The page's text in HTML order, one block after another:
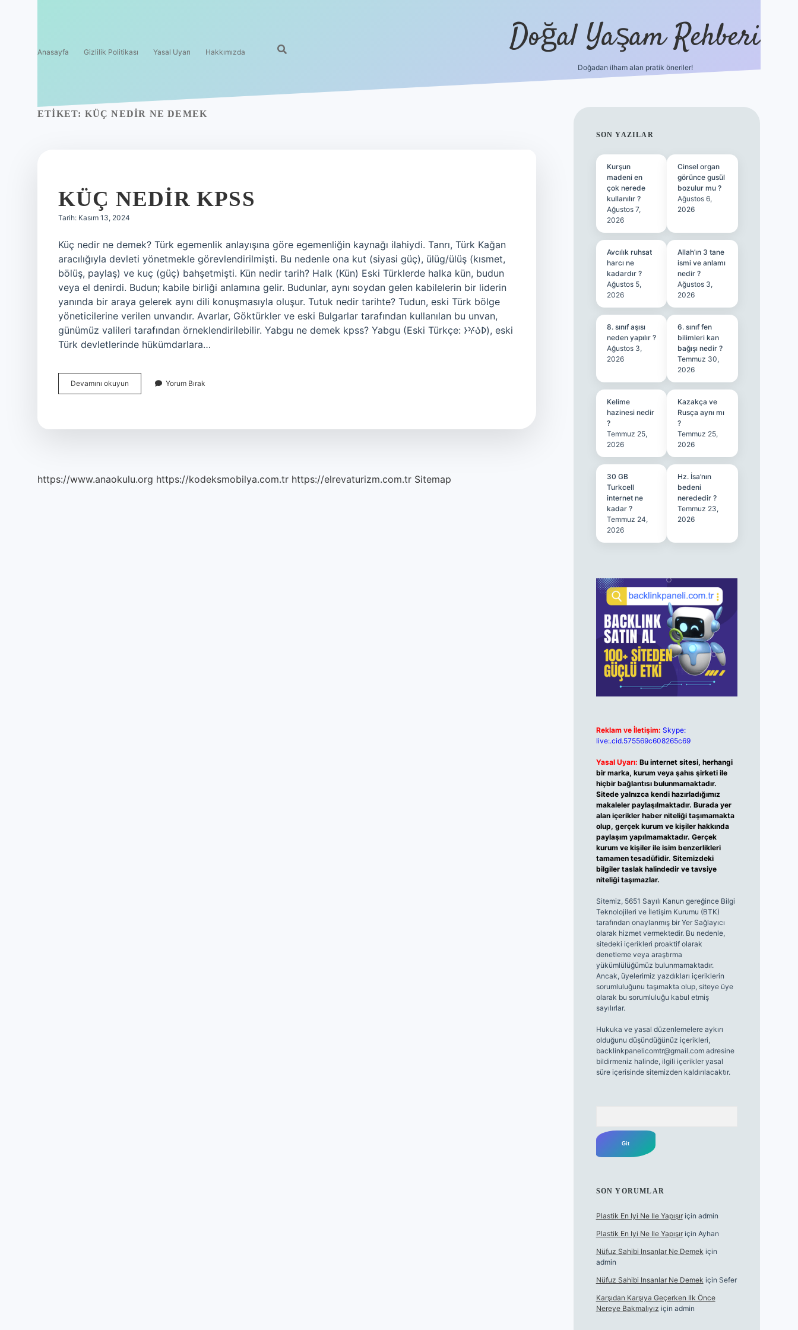
Anasayfa Gizlilik Politikası Yasal Uyarı Hakkımızda Doğal Yaşam Rehberi
Doğadan ilham alan pratik öneriler!
ETIKET: KÜÇ NEDIR NE DEMEK
KÜÇ NEDIR KPSS
Tarih: Kasım 13, 2024
Küç nedir ne demek? Türk egemenlik anlayışına göre egemenliğin kaynağı ilahiydi. Tanrı, Türk Kağan
aracılığıyla devleti yönetmekle görevlendirilmişti. Bu nedenle ona kut (siyasi güç), ülüg/ülüş (kısmet,
bölüş, paylaş) ve kuç (güç) bahşetmişti. Kün nedir tarih? Halk (Kün) Eski Türklerde halka kün, budun
veya el denirdi. Budun; kabile birliği anlamına gelir. Budunlar, aynı soydan gelen kabilelerin bir liderin
yanında bir araya gelerek aynı dili konuşmasıyla oluşur. Tutuk nedir tarihte? Tudun, eski Türk bölge
yöneticilerine verilen unvandır. Avarlar, Göktürkler ve eski Bulgarlar tarafından kullanılan bu unvan,
günümüz valileri tarafından örneklendirilebilir. Yabgu ne demek kpss? Yabgu (Eski Türkçe: 𐰖𐰉𐰍𐰆), eski
Türk devletlerinde hükümdarlara…
Devamını okuyun
Nedir
Yorum Bırak
https://www.anaokulu.org https://kodeksmobilya.com.tr https://elrevaturizm.com.tr Sitemap
SIDEBAR
SON YAZILAR
Kurşun
madeni en
çok nerede
kullanılır ?
Ağustos 7,
2026
Cinsel organ
görünce gusül
bozulur mu ?
Ağustos 6,
2026
Avcılık ruhsat
harcı ne
kadardır ?
Ağustos 5,
2026
Allah’ın 3 tane
ismi ve anlamı
nedir ?
Ağustos 3,
2026
8. sınıf aşısı
neden yapılır ?
Ağustos 3,
2026
6. sınıf fen
bilimleri kan
bağışı nedir ?
Temmuz 30,
2026
Kelime
hazinesi nedir
?
Temmuz 25,
2026
Kazakça ve
Rusça aynı mı
?
Temmuz 25,
2026
30 GB
Turkcell
internet ne
kadar ?
Temmuz 24,
2026
Hz. İsa’nın
bedeni
nerededir ?
Temmuz 23,
2026
Reklam ve İletişim: Skype:
live:.cid.575569c608265c69
Yasal Uyarı: Bu internet sitesi, herhangi
bir marka, kurum veya şahıs şirketi ile
hiçbir bağlantısı bulunmamaktadır.
Sitede yalnızca kendi hazırladığımız
makaleler paylaşılmaktadır. Burada yer
alan içerikler haber niteliği taşımamakta
olup, gerçek kurum ve kişiler hakkında
paylaşım yapılmamaktadır. Gerçek
kurum ve kişiler ile isim benzerlikleri
tamamen tesadüfidir. Sitemizdeki
bilgiler taslak halindedir ve tavsiye
niteliği taşımazlar.
Sitemiz, 5651 Sayılı Kanun gereğince Bilgi
Teknolojileri ve İletişim Kurumu (BTK)
tarafından onaylanmış bir Yer Sağlayıcı
olarak hizmet vermektedir. Bu nedenle,
sitedeki içerikleri proaktif olarak
denetleme veya araştırma
yükümlülüğümüz bulunmamaktadır.
Ancak, üyelerimiz yazdıkları içeriklerin
sorumluluğunu taşımakta olup, siteye üye
olarak bu sorumluluğu kabul etmiş
sayılırlar.
Hukuka ve yasal düzenlemelere aykırı
olduğunu düşündüğünüz içerikleri,
backlinkpanelicomtr@gmail.comadresine
bildirmeniz halinde, ilgili içerikler yasal
süre içerisinde sitemizden kaldırılacaktır.
SON YORUMLAR
Plastik En Iyi Ne Ile Yapışıriçin admin
Plastik En Iyi Ne Ile Yapışıriçin Ayhan
Nüfuz Sahibi Insanlar Ne Demek için
admin
Nüfuz Sahibi Insanlar Ne Demek için Sefer
Karşıdan Karşıya Geçerken Ilk Önce
Nereye Bakmalıyız için admin
hiltonbet güncel giriş